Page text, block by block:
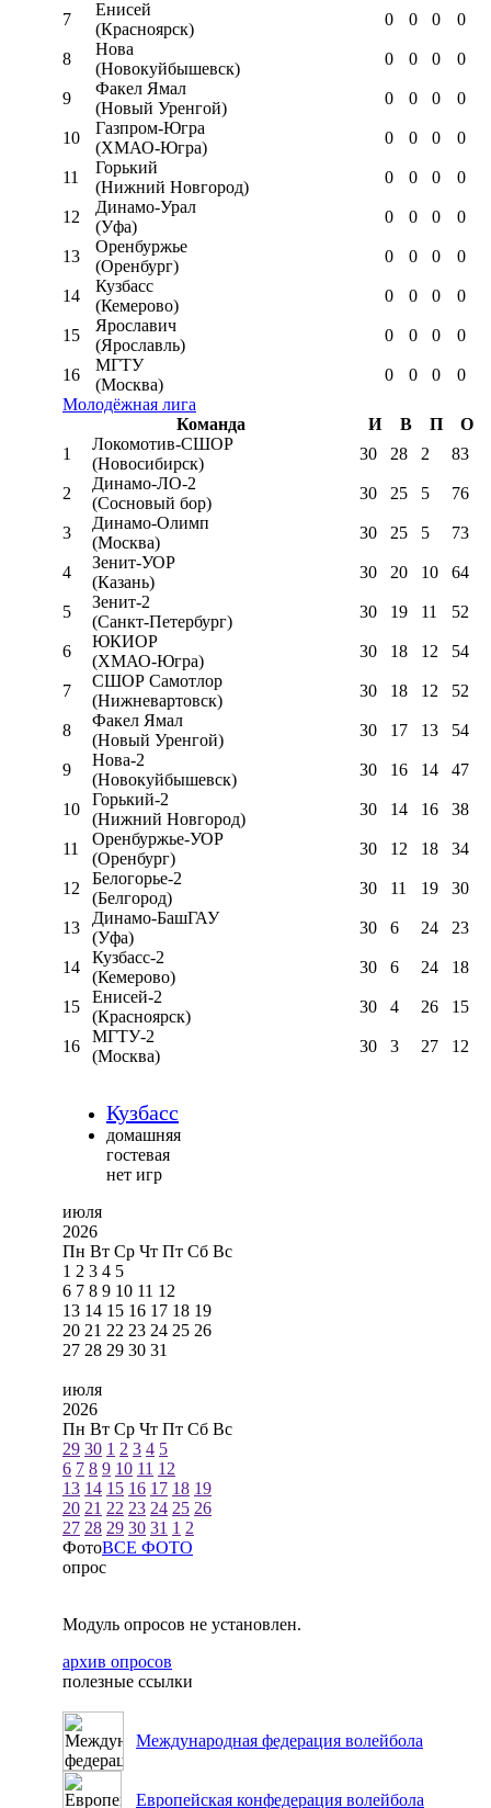
7
Енисей
(Красноярск)
0 0 0 0
8
Нова
(Новокуйбышевск)
0 0 0 0
9
Факел Ямал
(Новый Уренгой)
0 0 0 0
10
Газпром-Югра
(ХМАО-Югра)
0 0 0 0
11
Горький
(Нижний Новгород)
0 0 0 0
12
Динамо-Урал
(Уфа)
0 0 0 0
13
Оренбуржье
(Оренбург)
0 0 0 0
14
Кузбасс
(Кемерово)
0 0 0 0
15
Ярославич
(Ярославль)
0 0 0 0
16
МГТУ
(Москва)
0 0 0
0
Молодёжная лига
Команда
И В П
О
1
Локомотив-CШОР
(Новосибирск)
30 28 2 83
2
Динамо-ЛО-2
(Сосновый бор)
30 25 5 76
3
Динамо-Олимп
(Москва)
30 25 5 73
4
Зенит-УОР
(Казань)
30 20 10 64
5
Зенит-2
(Санкт-Петербург)
30 19 11 52
6
ЮКИОР
(ХМАО-Югра)
30 18 12 54
7
СШОР Самотлор
(Нижневартовск)
30 18 12 52
8
Факел Ямал
(Новый Уренгой)
30 17 13 54
9
Нова-2
(Новокуйбышевск)
30 16 14 47
10
Горький-2
(Нижний Новгород)
30 14 16 38
11
Оренбуржье-УОР
(Оренбург)
30 12 18 34
12
Белогорье-2
(Белгород)
30 11 19 30
13
Динамо-БашГАУ
(Уфа)
30 6 24 23
14
Кузбасс-2
(Кемерово)
30 6 24 18
15
Енисей-2
(Красноярск)
30 4 26 15
16
МГТУ-2
(Москва)
30 3 27 12
Кузбасс
домашняя
гостевая
нет игр
июля
2026
Пн Вт Ср Чт Пт Сб Вс
1 2 3 4 5
6 7 8 9 10 11 12
13 14 15 16 17 18 19
20 21 22 23 24 25 26
27 28 29 30 31
июля
2026
Пн Вт Ср Чт Пт Сб Вс
29 30 1 2 3 4 5
6 7 8 9 10 11 12
13 14 15 16 17 18 19
20 21 22 23 24 25 26
27 28 29 30 31 1 2
ФотоВСЕ ФОТО
опрос
Модуль опросов не установлен.
архив опросов
полезные ссылки
Международная федерация волейбола
Европейская конфедерация волейбола